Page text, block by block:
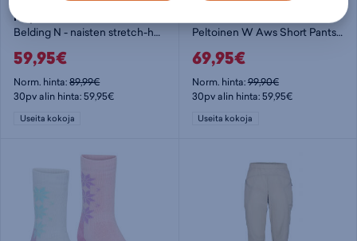
Icepeak
Belding N - naisten stretch-housut
59,95€
Norm. hinta:89,99€
30pv alin hinta: 59,95€
Useita kokoja
Peltoinen W Aws Short Pants - naisten kuorihousut
69,95€
Norm. hinta:99,90€
30pv alin hinta: 59,95€
Useita kokoja